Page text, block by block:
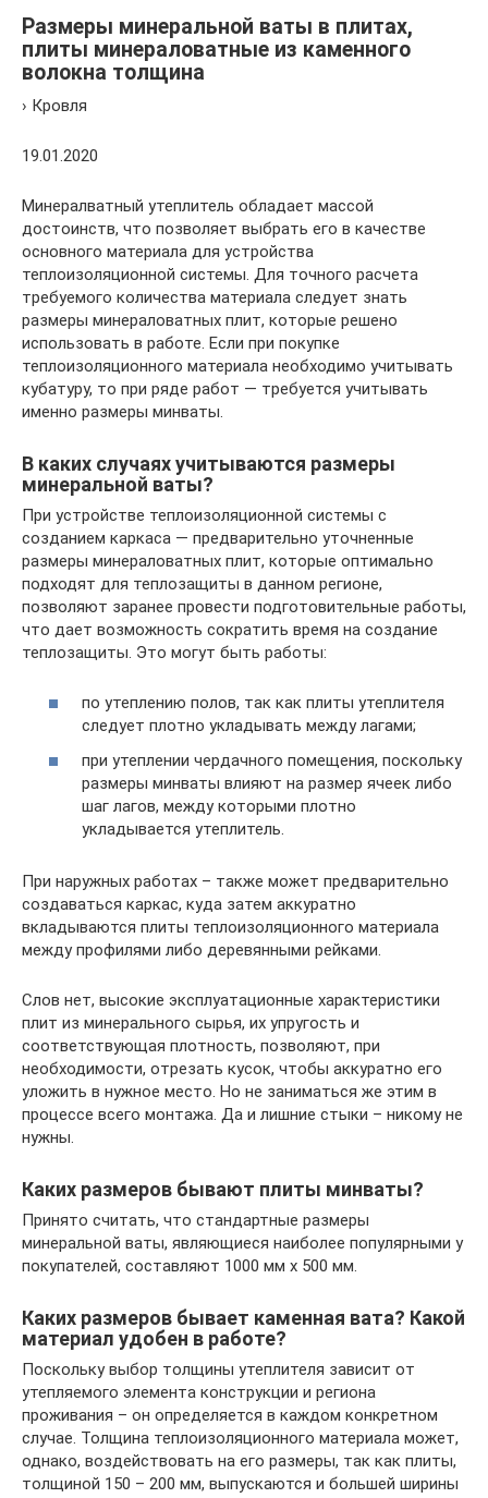
Размеры минеральной ваты в плитах,
плиты минераловатные из каменного
волокна толщина
› Кровля
19.01.2020
Минералватный утеплитель обладает массой
достоинств, что позволяет выбрать его в качестве
основного материала для устройства
теплоизоляционной системы. Для точного расчета
требуемого количества материала следует знать
размеры минераловатных плит, которые решено
использовать в работе. Если при покупке
теплоизоляционного материала необходимо учитывать
кубатуру, то при ряде работ — требуется учитывать
именно размеры минваты.
В каких случаях учитываются размеры
минеральной ваты?
При устройстве теплоизоляционной системы с
созданием каркаса — предварительно уточненные
размеры минераловатных плит, которые оптимально
подходят для теплозащиты в данном регионе,
позволяют заранее провести подготовительные работы,
что дает возможность сократить время на создание
теплозащиты. Это могут быть работы:
по утеплению полов, так как плиты утеплителя
следует плотно укладывать между лагами;
при утеплении чердачного помещения, поскольку
размеры минваты влияют на размер ячеек либо
шаг лагов, между которыми плотно
укладывается утеплитель.
При наружных работах – также может предварительно
создаваться каркас, куда затем аккуратно
вкладываются плиты теплоизоляционного материала
между профилями либо деревянными рейками.
Слов нет, высокие эксплуатационные характеристики
плит из минерального сырья, их упругость и
соответствующая плотность, позволяют, при
необходимости, отрезать кусок, чтобы аккуратно его
уложить в нужное место. Но не заниматься же этим в
процессе всего монтажа. Да и лишние стыки – никому не
нужны.
Каких размеров бывают плиты минваты?
Принято считать, что стандартные размеры
минеральной ваты, являющиеся наиболее популярными у
покупателей, составляют 1000 мм х 500 мм.
Каких размеров бывает каменная вата? Какой
материал удобен в работе?
Поскольку выбор толщины утеплителя зависит от
утепляемого элемента конструкции и региона
проживания – он определяется в каждом конкретном
случае. Толщина теплоизоляционного материала может,
однако, воздействовать на его размеры, так как плиты,
толщиной 150 – 200 мм, выпускаются и большей ширины